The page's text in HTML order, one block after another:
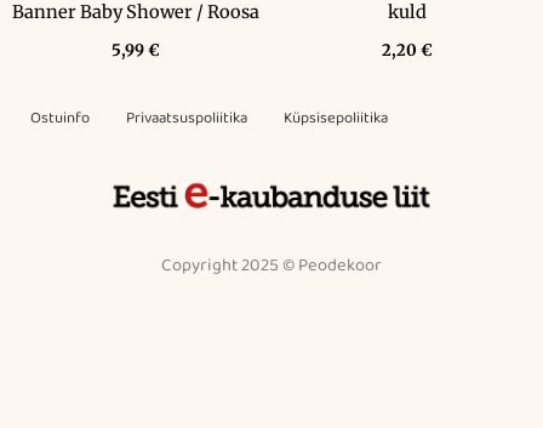
Banner Baby Shower / Roosa
5,99€
kuld
2,20 €
Ostuinfo Privaatsuspoliitika Küpsisepoliitika
Copyright 2025 © Peodekoor